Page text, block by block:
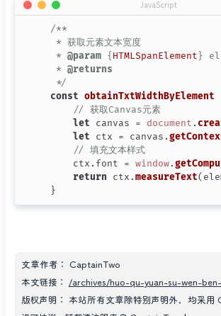
/**
* 获取元素文本宽度
* @param { HTMLSpanElement }
* @returns
*/
const obtainTxtWidthByElement
// 获取Canvas元素
let canvas = document .
let ctx = canvas.
// 填充文本样式
    ctx.
font = window.
return ctx.measureText
}
JavaScript
文章作者： CaptainTwo
本文链接： /archives/huo-qu-yuan-su-wen-
版权声明：
本站所有文章除特别声明外，均采用